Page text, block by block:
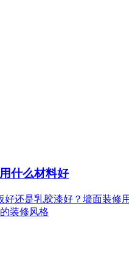
什么材料好
还是乳胶漆好？墙面装
装修风格